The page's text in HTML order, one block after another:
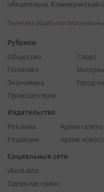
обязательна. Коммерческий
Политика обработки
Рубрики
Общество
Политика
Экономика
Происшествия
Спорт
Город
Издательство
Реклама
Редакция
Архив
Архив
Социальные сети
vkontakte
Одноклассники